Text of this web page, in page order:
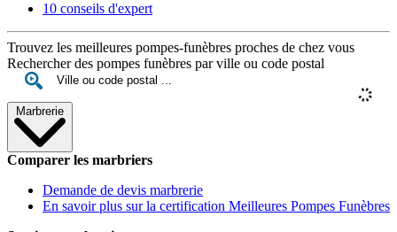
10 conseils d'expert
Trouvez les meilleures pompes-funèbres proches de chez vous
Rechercher des pompes funèbres par ville ou code postal
Marbrerie
Comparer les marbriers
Demande de devis marbrerie
En savoir plus sur la certification Meilleures Pompes Funèbres